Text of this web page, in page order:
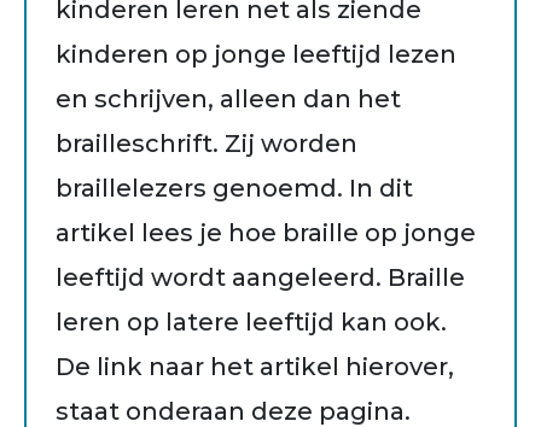
kinderen leren net als ziende
kinderen op jonge leeftijd lezen
en schrijven, alleen dan het
brailleschrift. Zij worden
braillelezers genoemd. In dit
artikel lees je hoe braille op jonge
leeftijd wordt aangeleerd. Braille
leren op latere leeftijd kan ook.
De link naar het artikel hierover,
staat onderaan deze pagina.